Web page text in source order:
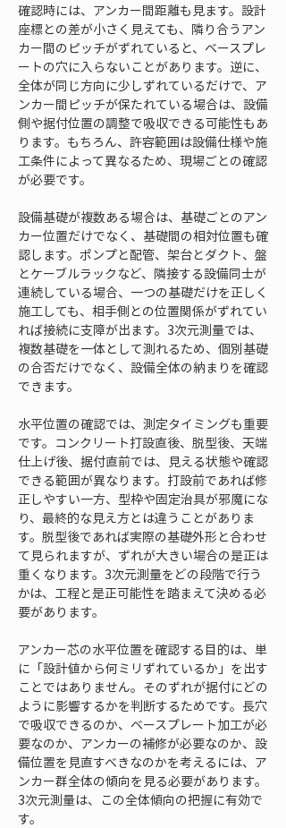
確認時には、アンカー間距離も見ます。設計
座標との差が小さく見えても、隣り合うアン
カー間のピッチがずれていると、ベースプレ
ートの穴に入らないことがあります。逆に、
全体が同じ方向に少しずれているだけで、ア
ンカー間ピッチが保たれている場合は、設備
側や据付位置の調整で吸収できる可能性もあ
ります。もちろん、許容範囲は設備仕様や施
工条件によって異なるため、現場ごとの確認
が必要です。
設備基礎が複数ある場合は、基礎ごとのアン
カー位置だけでなく、基礎間の相対位置も確
認します。ポンプと配管、架台とダクト、盤
とケーブルラックなど、隣接する設備同士が
連続している場合、一つの基礎だけを正しく
施工しても、相手側との位置関係がずれてい
れば接続に支障が出ます。3次元測量では、
複数基礎を一体として測れるため、個別基礎
の合否だけでなく、設備全体の納まりを確認
できます。
水平位置の確認では、測定タイミングも重要
です。コンクリート打設直後、脱型後、天端
仕上げ後、据付直前では、見える状態や確認
できる範囲が異なります。打設前であれば修
正しやすい一方、型枠や固定治具が邪魔にな
り、最終的な見え方とは違うことがありま
す。脱型後であれば実際の基礎外形と合わせ
て見られますが、ずれが大きい場合の是正は
重くなります。3次元測量をどの段階で行う
かは、工程と是正可能性を踏まえて決める必
要があります。
アンカー芯の水平位置を確認する目的は、単
に「設計値から何ミリずれているか」を出す
ことではありません。そのずれが据付にどの
ように影響するかを判断するためです。長穴
で吸収できるのか、ベースプレート加工が必
要なのか、アンカーの補修が必要なのか、設
備位置を見直すべきなのかを考えるには、ア
ンカー群全体の傾向を見る必要があります。
3次元測量は、この全体傾向の把握に有効で
す。